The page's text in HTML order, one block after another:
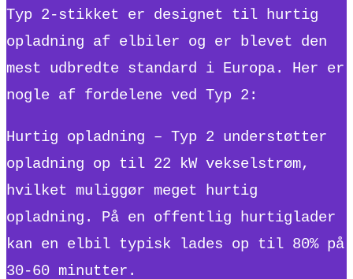
Typ 2-stikket er designet til hurtig
opladning af elbiler og er blevet den
mest udbredte standard i Europa. Her er
nogle af fordelene ved Typ 2:
Hurtig opladning – Typ 2 understøtter
opladning op til 22 kW vekselstrøm,
hvilket muliggør meget hurtig
opladning. På en offentlig hurtiglader
kan en elbil typisk lades op til 80% på
30-60 minutter.